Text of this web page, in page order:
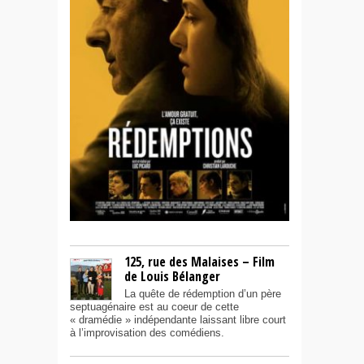
125, rue des Malaises – Film
de Louis Bélanger
La quête de rédemption d’un père
septuagénaire est au coeur de cette
« dramédie » indépendante laissant libre court
à l’improvisation des comédiens.